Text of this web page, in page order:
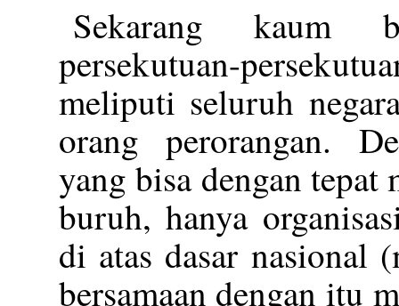
Sekarang kaum
persekutuan-
meliputi seluruh
orang perorangan.
yang bisa dengan
buruh, hanya
di atas dasar nasional
bersamaan dengan itu